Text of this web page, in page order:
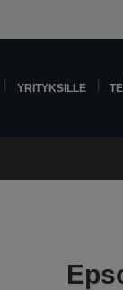
YRITYKSILLE